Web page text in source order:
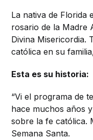
La nativa de Florida
rosario de la Madre
Divina Misericordia.
católica en su
Esta es su historia:
“Vi el programa de
hace muchos años
sobre la fe católica.
Semana Santa.